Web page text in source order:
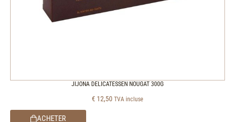
JIJONA DELICATESSEN NOUGAT 300G
€ 12,50 TVA incluse
ACHETER